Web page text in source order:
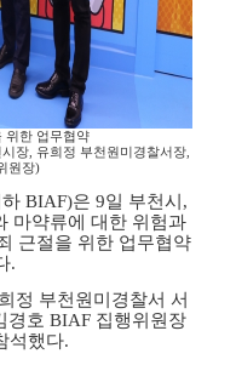
위한 업무협약
시장 유희정 부천원미경찰서장
원장)
BIAF)은 9일 부천시 ,
마약류에 대한 위험과
근절을 위한 업무협약
.
정 부천원미경찰서 서
경호 BIAF 집행위원장
석했다.